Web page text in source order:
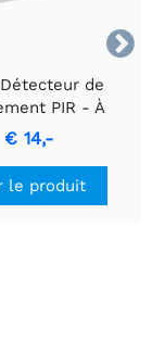

de
PIR - À
avec Détection
& Design
€ 14,-
le produit